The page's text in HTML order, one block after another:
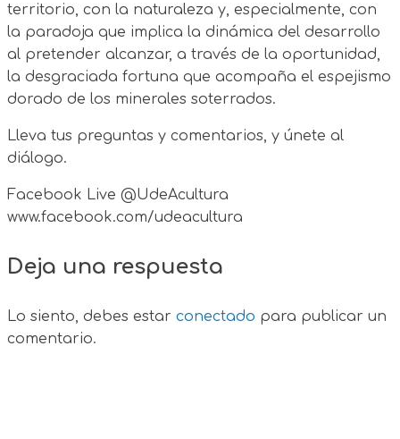
territorio, con la naturaleza y, especialmente, con
la paradoja que implica la dinámica del desarrollo
al pretender alcanzar, a través de la oportunidad,
la desgraciada fortuna que acompaña el espejismo
dorado de los minerales soterrados.
Lleva tus preguntas y comentarios, y únete al
diálogo.
Facebook Live @UdeAcultura
www.facebook.com/udeacultura
Deja una respuesta
Lo siento, debes estar conectado para publicar un
comentario.